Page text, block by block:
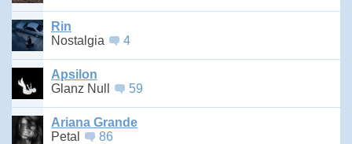
Rin
Nostalgia
4
Apsilon
Glanz Null
59
Ariana Grande
Petal
86